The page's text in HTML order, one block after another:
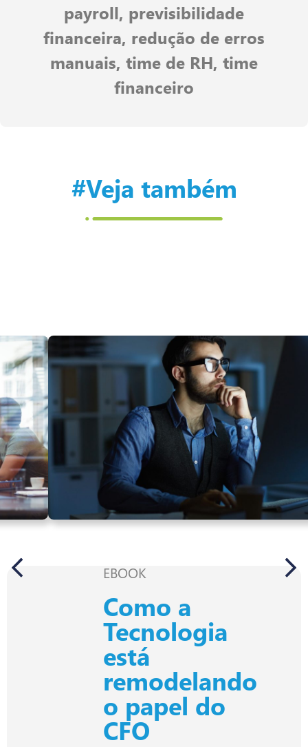
payroll, previsibilidade
financeira, redução de erros
manuais, time de RH, time
financeiro
#Veja também
EBOOK
Como a
Tecnologia
está
remodelando
o papel do
CFO